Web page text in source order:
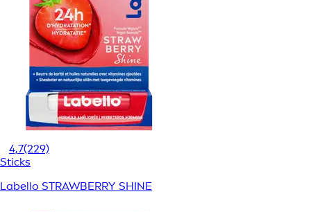
4,7(229)
Sticks
Labello STRAWBERRY SHINE